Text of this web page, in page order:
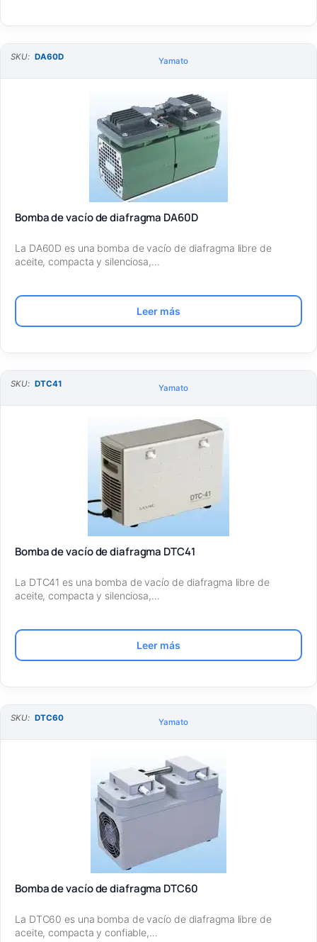
SKU: DA60D Yamato
Bomba de vacío de diafragma DA60D
La DA60D es una bomba de vacío de diafragma libre de
aceite, compacta y silenciosa,…
Leer más
SKU: DTC41 Yamato
Bomba de vacío de diafragma DTC41
La DTC41 es una bomba de vacío de diafragma libre de
aceite, compacta y silenciosa,…
Leer más
SKU: DTC60 Yamato
Bomba de vacío de diafragma DTC60
La DTC60 es una bomba de vacío de diafragma libre de
aceite, compacta y confiable,…